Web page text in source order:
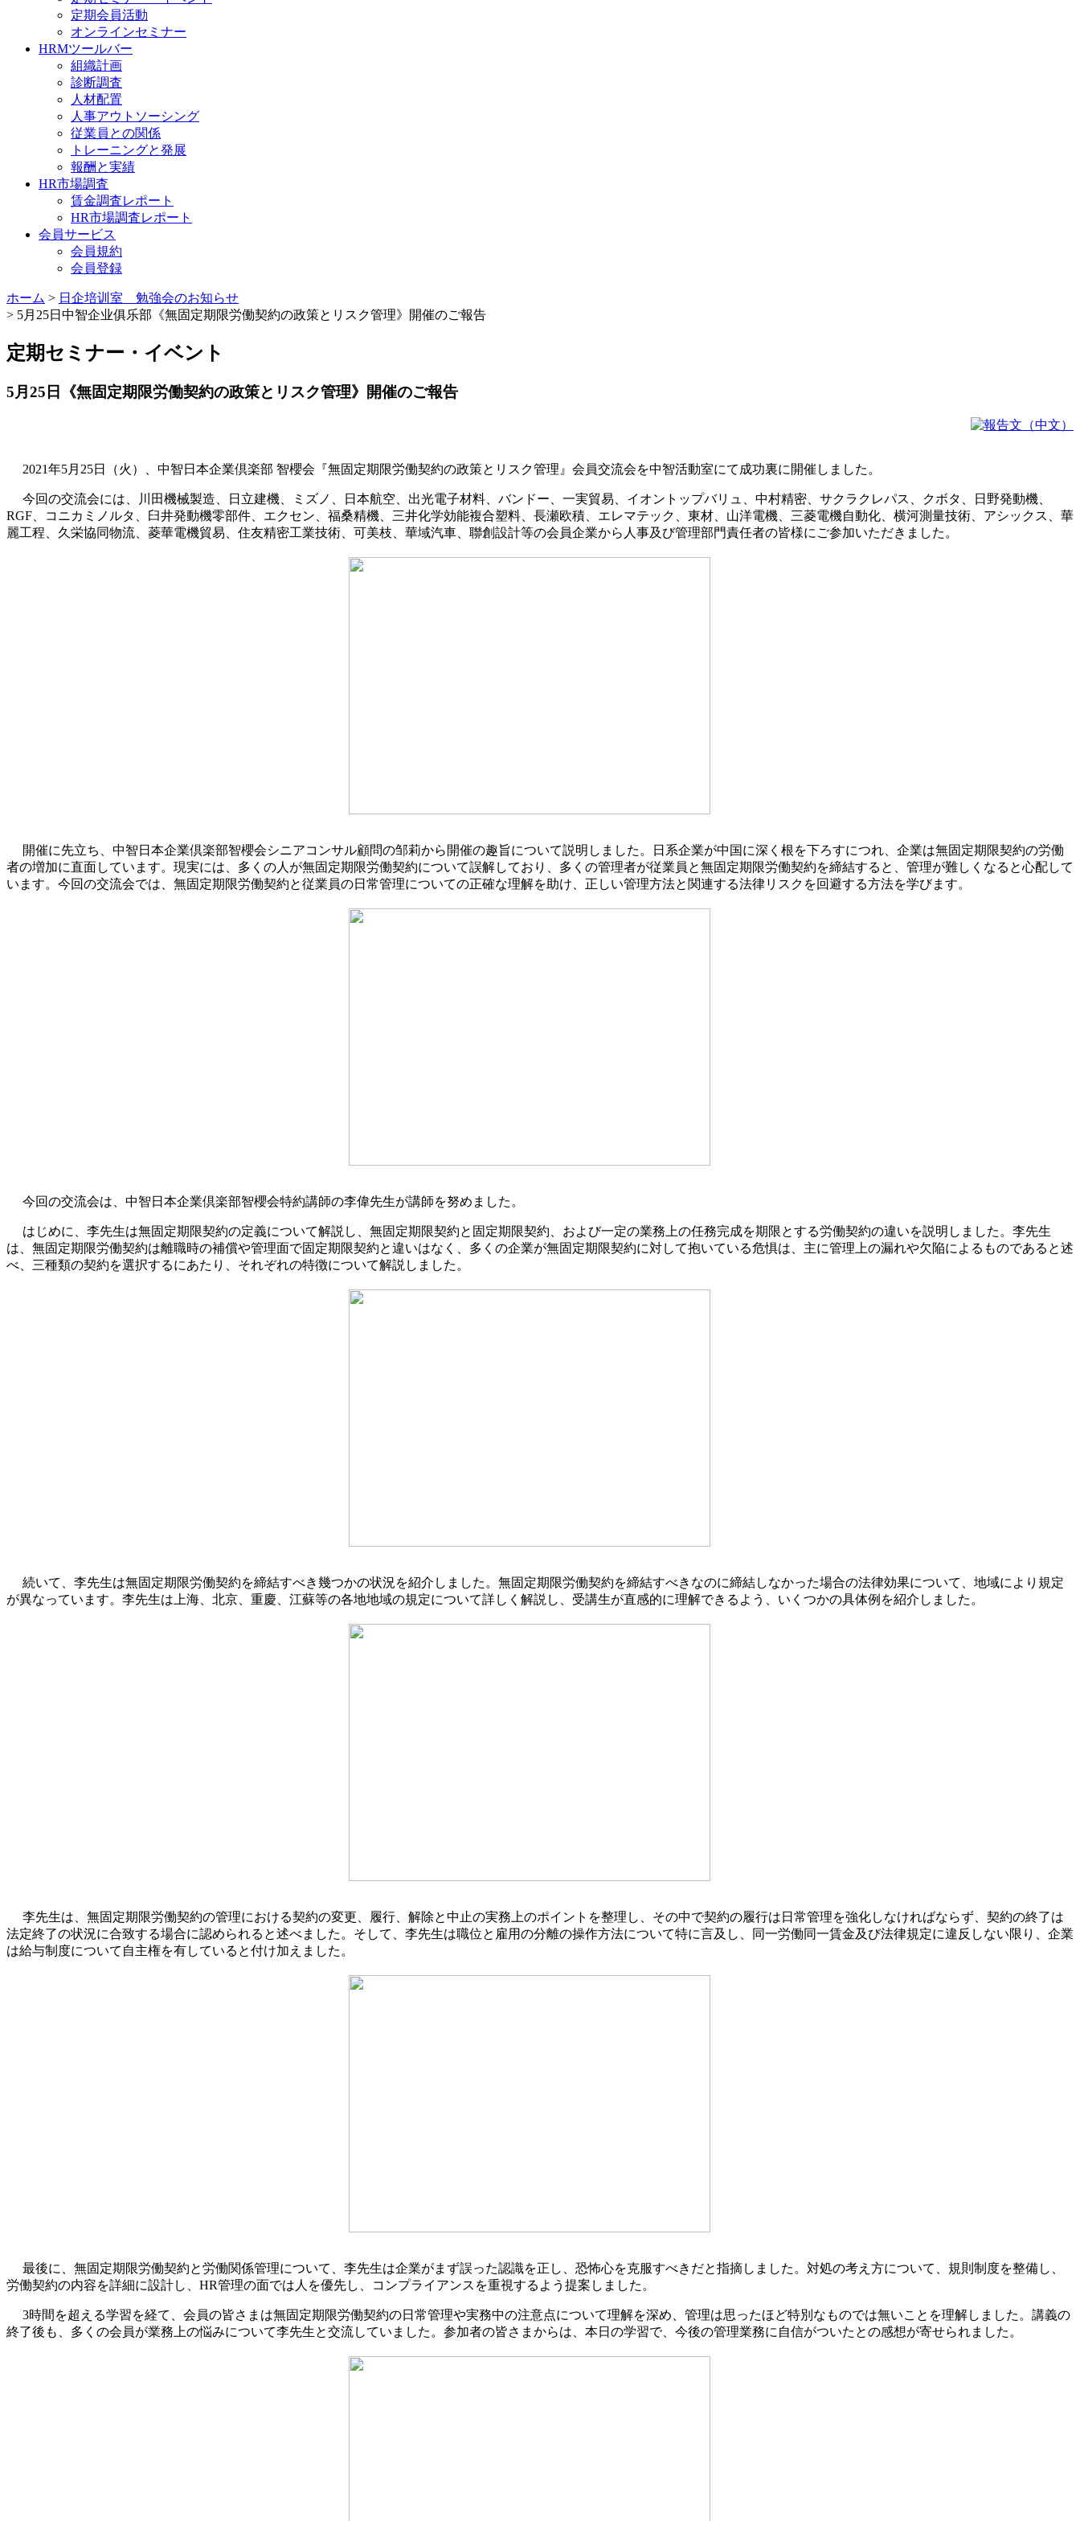
定期会員活動
オンラインセミナー
HRMツールバー
組織計画
診断調査
人材配置
人事アウトソーシング
従業員との関係
トレーニングと発展
報酬と実績
HR市場調査
賃金調査レポート
HR市場調査レポート
会員サービス
会員規約
会員登録
ホーム > 日企培训室 勉強会のお知らせ
> 5月25日中智企业俱乐部《無固定期限労働契約の政策とリスク管理》開催のご報告
定期セミナー・イベント
5月25日《無固定期限労働契約の政策とリスク管理》開催のご報告
2021年5月25日（火）、中智日本企業倶楽部 智櫻会『無固定期限労働契約の政策とリスク管理』会員交流会を中智活動室にて成功裏に開催しました。
今回の交流会には、川田機械製造、日立建機、ミズノ、日本航空、出光電子材料、バンドー、一実貿易、イオントップバリュ、中村精密、サクラクレパス、クボタ、日野発動機、
RGF、コニカミノルタ、臼井発動機零部件、エクセン、福桑精機、三井化学効能複合塑料、長瀬欧積、エレマテック、東材、山洋電機、三菱電機自動化、横河測量技術、アシックス、華
麗工程、久栄協同物流、菱華電機貿易、住友精密工業技術、可美枝、華域汽車、聯創設計等の会員企業から人事及び管理部門責任者の皆様にご参加いただきました。
開催に先立ち、中智日本企業倶楽部智櫻会シニアコンサル顧問の邹莉から開催の趣旨について説明しました。日系企業が中国に深く根を下ろすにつれ、企業は無固定期限契約の労働
者の増加に直面しています。現実には、多くの人が無固定期限労働契約について誤解しており、多くの管理者が従業員と無固定期限労働契約を締結すると、管理が難しくなると心配して
います。今回の交流会では、無固定期限労働契約と従業員の日常管理についての正確な理解を助け、正しい管理方法と関連する法律リスクを回避する方法を学びます。
今回の交流会は、中智日本企業倶楽部智櫻会特約講師の李偉先生が講師を努めました。
はじめに、李先生は無固定期限契約の定義について解説し、無固定期限契約と固定期限契約、および一定の業務上の任務完成を期限とする労働契約の違いを説明しました。李先生
は、無固定期限労働契約は離職時の補償や管理面で固定期限契約と違いはなく、多くの企業が無固定期限契約に対して抱いている危惧は、主に管理上の漏れや欠陥によるものであると述
べ、三種類の契約を選択するにあたり、それぞれの特徴について解説しました。
続いて、李先生は無固定期限労働契約を締結すべき幾つかの状況を紹介しました。無固定期限労働契約を締結すべきなのに締結しなかった場合の法律効果について、地域により規定
が異なっています。李先生は上海、北京、重慶、江蘇等の各地地域の規定について詳しく解説し、受講生が直感的に理解できるよう、いくつかの具体例を紹介しました。
李先生は、無固定期限労働契約の管理における契約の変更、履行、解除と中止の実務上のポイントを整理し、その中で契約の履行は日常管理を強化しなければならず、契約の終了は
法定終了の状況に合致する場合に認められると述べました。そして、李先生は職位と雇用の分離の操作方法について特に言及し、同一労働同一賃金及び法律規定に違反しない限り、企業
は給与制度について自主権を有していると付け加えました。
最後に、無固定期限労働契約と労働関係管理について、李先生は企業がまず誤った認識を正し、恐怖心を克服すべきだと指摘しました。対処の考え方について、規則制度を整備し、
労働契約の内容を詳細に設計し、HR管理の面では人を優先し、コンプライアンスを重視するよう提案しました。
3時間を超える学習を経て、会員の皆さまは無固定期限労働契約の日常管理や実務中の注意点について理解を深め、管理は思ったほど特別なものでは無いことを理解しました。講義の
終了後も、多くの会員が業務上の悩みについて李先生と交流していました。参加者の皆さまからは、本日の学習で、今後の管理業務に自信がついたとの感想が寄せられました。